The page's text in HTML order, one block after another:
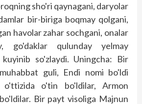
sho'ri qaynagani, daryolar
bir-biriga boqmay qolgani,
havolar zahar sochgani, onalar
go'daklar qulunday yelmay
so'zlaydi. Uningcha: Bir
guli, Endi nomi bo'ldi
o'tin bo'ldilar, Armon
Bir payt visoliga Majnun